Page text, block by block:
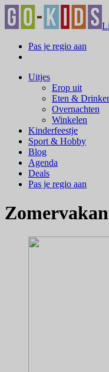
Pas je regio aan
Uitjes
Erop uit
Eten &
Overnachten
Winkelen
Kinderfeestje
Sport & Hobby
Blog
Agenda
Deals
Pas je regio aan